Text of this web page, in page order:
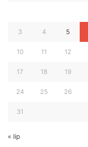
3 4 5
10 11 12
17 18 19
24 25 26
31
« lip